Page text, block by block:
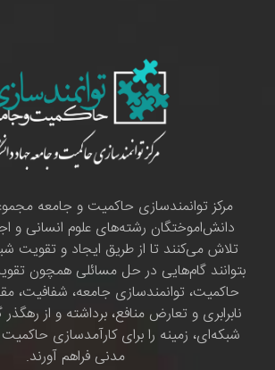
مرکز توانمندسازی حاکمیت و جامعه
دانش‌اموختگان رشته‌های علوم انسانی و
تلاش می‌کنند تا از طریق ایجاد و تقویت
بتوانند گام‌هایی در حل مسائلی همچون
حاکمیت، توانمندسازی جامعه، شفافیت،
نابرابری و تعارض منافع، برداشته و از
شبکه‌ای، زمینه را برای کارآمدسازی
مدنی فراهم آورند.